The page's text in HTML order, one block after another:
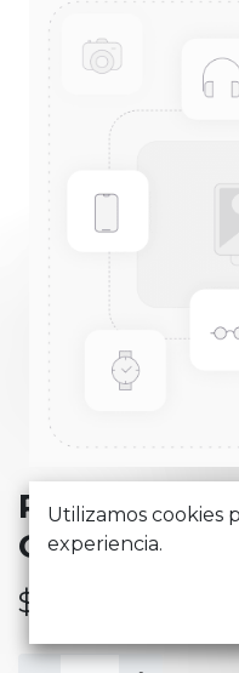
PLAN
CONNECT -
$
Utilizamos cookies
experiencia.